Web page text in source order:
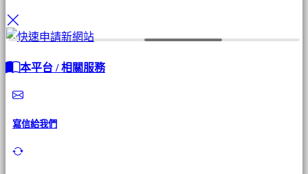
本平台 / 相關服務
寫信給我們